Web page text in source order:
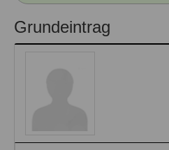
Veranstaltungen
Seminare und Kurse
Fortbildungen
Grundeintrag